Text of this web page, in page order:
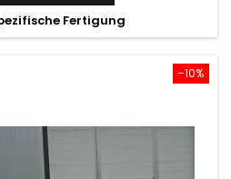
Fertigung
-10%